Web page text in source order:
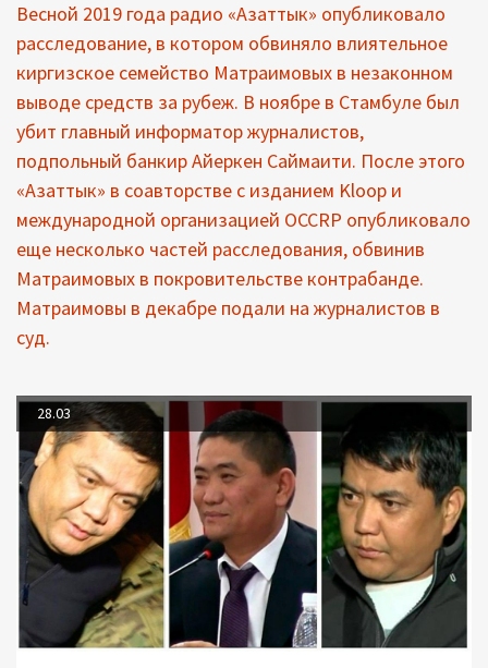
Весной 2019 года радио «Азаттык» опубликовало
расследование, в котором обвиняло влиятельное
киргизское семейство Матраимовых в незаконном
выводе средств за рубеж. В ноябре в Стамбуле был
убит главный информатор журналистов,
подпольный банкир Айеркен Саймаити. После этого
«Азаттык» в соавторстве с изданием Kloop и
международной организацией OCCRP опубликовало
еще несколько частей расследования, обвинив
Матраимовых в покровительстве контрабанде.
Матраимовы в декабре подали на журналистов в
суд.
28.03